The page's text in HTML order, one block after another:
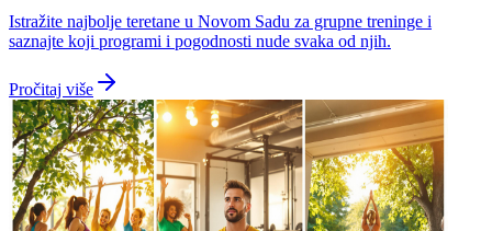
Istražite najbolje teretane u Novom Sadu za grupne treninge i
saznajte koji programi i pogodnosti nude svaka od njih.
Pročitaj više